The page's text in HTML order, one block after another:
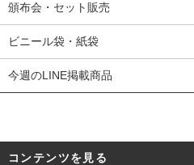
頒布会・セット販売
ビニール袋・紙袋
今週のLINE掲載商品
コンテンツを見る